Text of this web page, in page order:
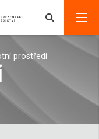
prostředí